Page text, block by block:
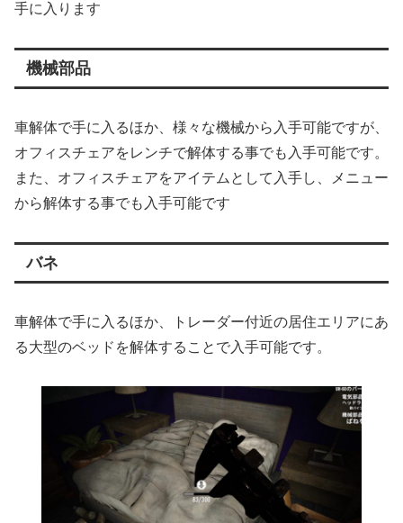
手に入ります
機械部品
車解体で手に入るほか、様々な機械から入手可能ですが、
オフィスチェアをレンチで解体する事でも入手可能です。
また、オフィスチェアをアイテムとして入手し、メニュー
から解体する事でも入手可能です
バネ
車解体で手に入るほか、トレーダー付近の居住エリアにあ
る大型のベッドを解体することで入手可能です。